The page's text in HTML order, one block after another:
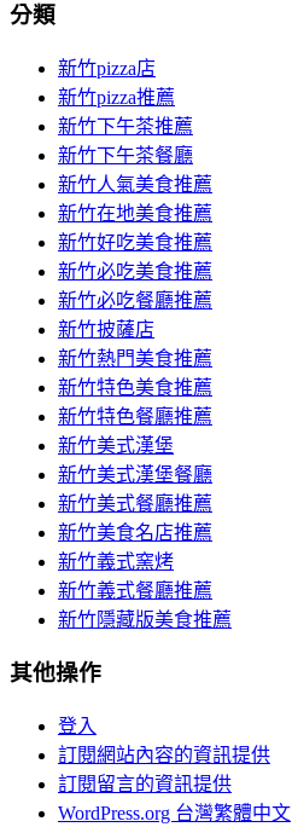
分類
新竹pizza店
新竹pizza推薦
新竹下午茶推薦
新竹下午茶餐廳
新竹人氣美食推薦
新竹在地美食推薦
新竹好吃美食推薦
新竹必吃美食推薦
新竹必吃餐廳推薦
新竹披薩店
新竹熱門美食推薦
新竹特色美食推薦
新竹特色餐廳推薦
新竹美式漢堡
新竹美式漢堡餐廳
新竹美式餐廳推薦
新竹美食名店推薦
新竹義式窯烤
新竹義式餐廳推薦
新竹隱藏版美食推薦
其他操作
登入
訂閱網站內容的資訊提供
訂閱留言的資訊提供
WordPress.org 台灣繁體中文